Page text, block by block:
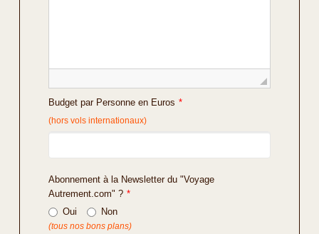
Budget par Personne en Euros *
(hors vols internationaux)
Abonnement à la Newsletter du "Voyage
Autrement.com" ? *
Oui
Non
(tous nos bons plans)